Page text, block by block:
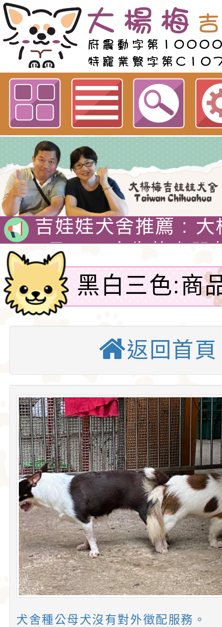
歡迎參觀：商品諮詢線上表單網站
吉娃娃專賣店 : 大楊
犬舍 。
吉娃娃犬舍推薦 : 大
娃犬舍
4月30日出生的小朋
吉娃娃有堅韌的意
警惕，動作迅速，以
格和嬌小的體型廣受
愛。吉娃娃犬犬不
小型玩具犬，同時也
犬的狩獵與防範本能
似梗類犬的氣質。
1890年，墨西哥總
娃娃藏在花束裡，送
后阿德麗娜‧芭蒂
Patti），後者對外
娃娃成為家喻戶曉的
吉娃娃專賣店 : 大楊
犬舍 。
吉娃娃犬舍推薦 :
娃犬舍
4月30日出生的小朋
吉娃娃有堅韌的意志
警惕，動作迅速，以
格和嬌小的體型廣受
愛。吉娃娃犬犬不僅
小型玩具犬，同時也
犬的狩獵與防範本能
似梗類犬的氣質。
1890年，墨西哥總
娃娃藏在花束裡，送
后阿德麗娜‧芭蒂（
Patti），後者對外
娃娃成為家喻戶曉的
黑白三色:商
上表單-吉娃
返回首頁
犬舍種公母犬沒有對外徵配服務。